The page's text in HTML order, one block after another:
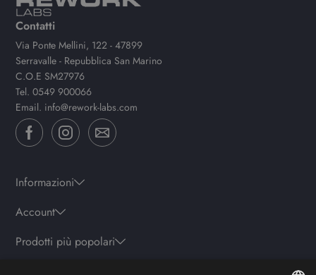
Contatti
Via Ponte Mellini, 122 - 47899
Serravalle - Repubblica San Marino
C.O.E SM27976
Tel.0549 900066
Email. info@rework-labs.com
Informazioni
Account
Prodotti più popolari